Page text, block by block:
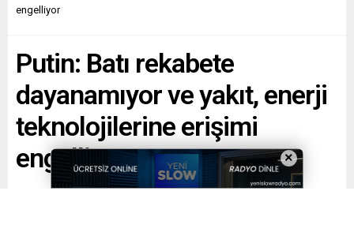
engelliyor
Putin: Batı rekabete
dayanamıyor ve yakıt, enerji
teknolojilerine erişimi
engelliyor
×